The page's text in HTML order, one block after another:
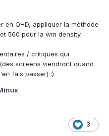
en QHD, appliquer la méthode
560 pour la wm density.
/ critiques qui
screens viendront quand
fais passer) :)
3